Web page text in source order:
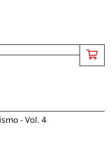
- Vol. 4